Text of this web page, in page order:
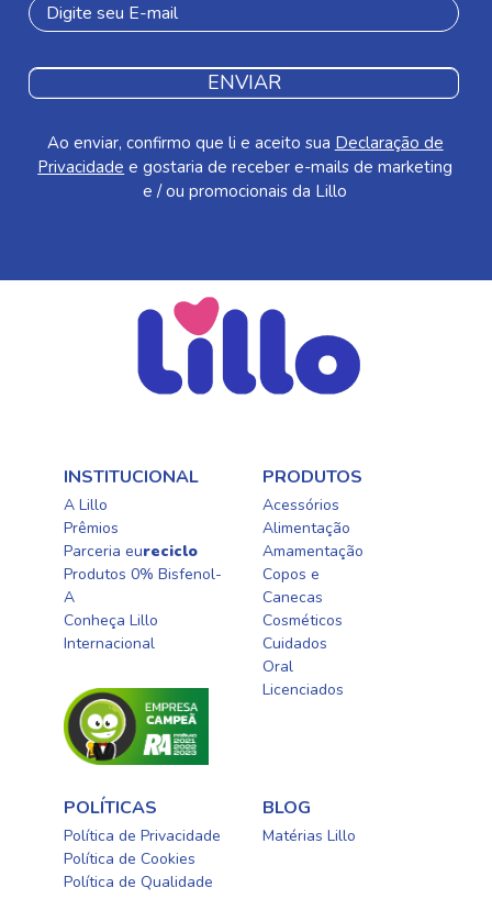
ENVIAR
Ao enviar, confirmo que li e aceito sua Declaração de
Privacidade e gostaria de receber e-mails de marketing
e / ou promocionais da Lillo
INSTITUCIONAL
A Lillo
Prêmios
Parceria eureciclo
Produtos 0% Bisfenol-
A
Conheça Lillo
Internacional
PRODUTOS
Acessórios
Alimentação
Amamentação
Copos e
Canecas
Cosméticos
Cuidados
Oral​
Licenciados​
POLÍTICAS
Política de Privacidade
Política de Cookies
Política de Qualidade
BLOG
Matérias Lillo